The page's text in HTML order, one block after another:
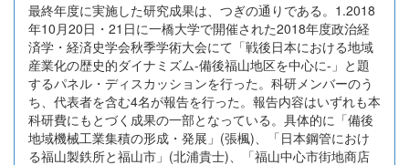
最終年度に実施した研究成果は、つぎの通りである。1.2018
年10月20日・21日に一橋大学で開催された2018年度政治経
済学・経済史学会秋季学術大会にて「戦後日本における地域
産業化の歴史的ダイナミズム-備後福山地区を中心に-」と題
するパネル・ディスカッションを行った。科研メンバーのう
ち、代表者を含む4名が報告を行った。報告内容はいずれも本
科研費にもとづく成果の一部となっている。具体的に「備後
地域機械工業集積の形成・発展」(張楓)、「日本鋼管におけ
る福山製鉄所と福山市」(北浦貴士)、「福山中心市街地商店